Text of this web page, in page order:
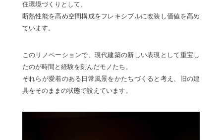
住環境づくりとして、
断熱性能を高め空間構成をフレキシブルに改装し価値を高め
ています。
このリノベーションで、現代建築の新しい表現として重宝し
たのが時間と経験を刻んだモノたち。
それらが愛着のある日常風景をかたちづくると考え、旧の建
具をそのままの状態で設えています。